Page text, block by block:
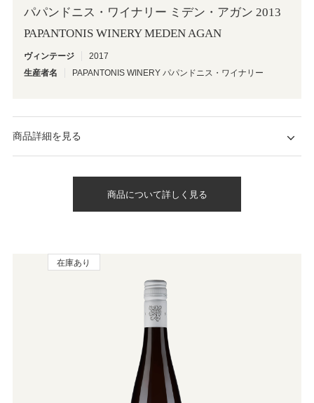
パパンドニス・ワイナリー ミデン・アガン 2013
PAPANTONIS WINERY MEDEN AGAN
ヴィンテージ
2017
生産者名
PAPANTONIS WINERY パパンドニス・ワイナリー
商品詳細を見る
商品について詳しく見る
在庫あり